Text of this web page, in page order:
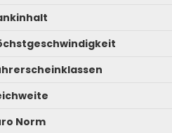
Norm